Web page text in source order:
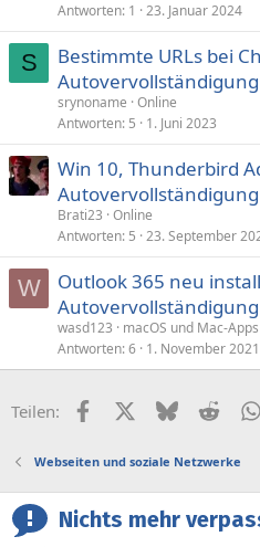
Antworten 1 23. Januar 2024
S
Bestimmte URLs bei
srynoname Online
Antworten 5 1. Juni 2023
Win 10, Thunderbird
Brati23 Online
Antworten 5 23. September
W
Outlook 365 neu
wasd123
macOS und Mac-Apps
Antworten 6 1. November 2021
Teilen: FacebookX (Twitter)
BlueskyReddit
Webseiten und soziale Netzwerke
Nichts mehr